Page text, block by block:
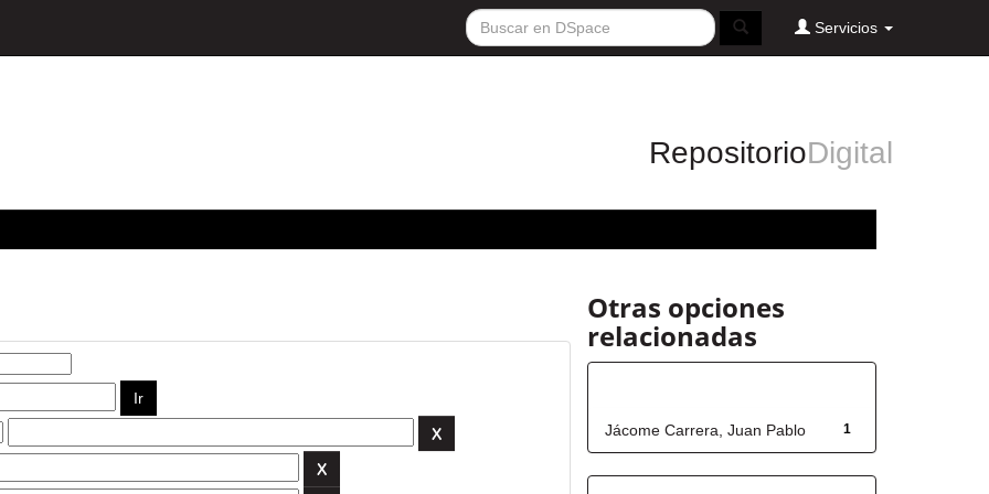
Servicios
RepositorioDigital
Otras opciones
relacionadas
1
Jácome Carrera, Juan Pablo